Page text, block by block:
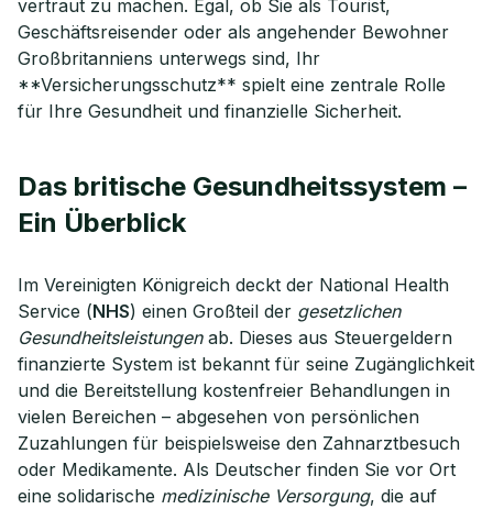
vertraut zu machen. Egal, ob Sie als Tourist,
Geschäftsreisender oder als angehender Bewohner
Großbritanniens unterwegs sind, Ihr
**Versicherungsschutz** spielt eine zentrale Rolle
für Ihre Gesundheit und finanzielle Sicherheit.
Das britische Gesundheitssystem –
Ein Überblick
Im Vereinigten Königreich deckt der National Health
Service (NHS) einen Großteil der gesetzlichen
Gesundheitsleistungenab. Dieses aus Steuergeldern
finanzierte System ist bekannt für seine Zugänglichkeit
und die Bereitstellung kostenfreier Behandlungen in
vielen Bereichen – abgesehen von persönlichen
Zuzahlungen für beispielsweise den Zahnarztbesuch
oder Medikamente. Als Deutscher finden Sie vor Ort
eine solidarische medizinische Versorgung, die auf